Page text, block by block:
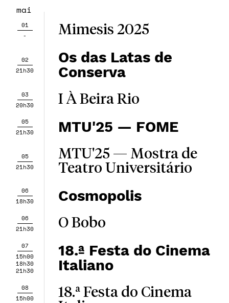
mai
01
-
Mimesis 2025
02
21h30
Os das Latas de
Conserva
03
20h30
I À Beira Rio
05
21h30
MTU'25 — FOME
05
21h30
MTU'25 — Mostra de
Teatro Universitário
06
18h30
Cosmopolis
06
21h30
O Bobo
07
15h00
18h30
21h30
18.ª Festa do Cinema
Italiano
08
15h00
18.ª Festa do Cinema